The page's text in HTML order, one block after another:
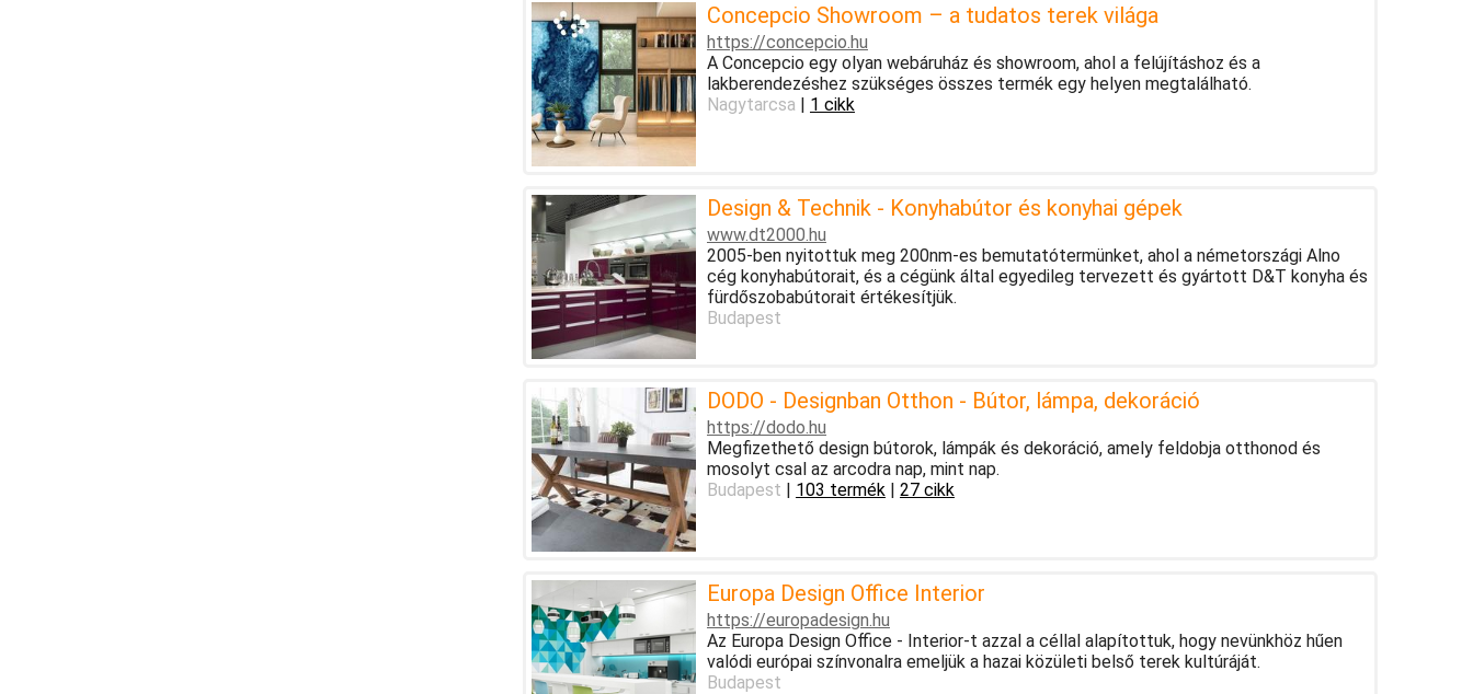
Concepcio Showroom – a tudatos terek világa
https://concepcio.hu
A Concepcio egy olyan webáruház és showroom, ahol a felújításhoz és a
lakberendezéshez szükséges összes termék egy helyen megtalálható.
Nagytarcsa | 1 cikk
Design & Technik - Konyhabútor és konyhai gépek
www.dt2000.hu
2005-ben nyitottuk meg 200nm-es bemutatótermünket, ahol a németországi Alno
cég konyhabútorait, és a cégünk által egyedileg tervezett és gyártott D&T konyha és
fürdőszobabútorait értékesítjük.
Budapest
DODO - Designban Otthon - Bútor, lámpa, dekoráció
https://dodo.hu
Megfizethető design bútorok, lámpák és dekoráció, amely feldobja otthonod és
mosolyt csal az arcodra nap, mint nap.
Budapest | 103 termék| 27 cikk
Europa Design Office Interior
https://europadesign.hu
Az Europa Design Office - Interior-t azzal a céllal alapítottuk, hogy nevünkhöz hűen
valódi európai színvonalra emeljük a hazai közületi belső terek kultúráját.
Budapest